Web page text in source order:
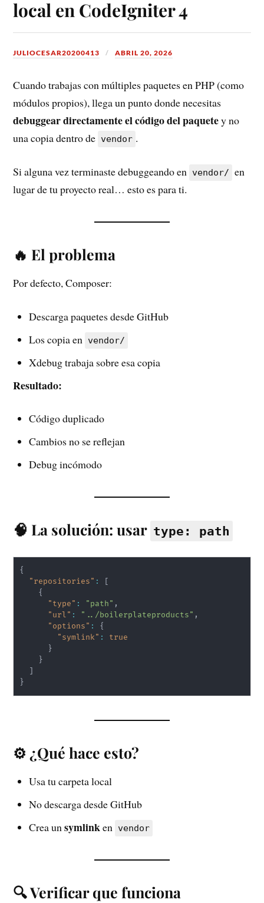
local en CodeIgniter 4
JULIOCESAR20200413 ABRIL 20, 2026
Cuando trabajas con múltiples paquetes en PHP (como
módulos propios), llega un punto donde necesitas
debuggear directamente el código del paquetey no
una copia dentro de vendor .
Si alguna vez terminaste debuggeando en vendor/ en
lugar de tu proyecto real… esto es para ti.
🔥 El problema
Por defecto, Composer:
Descarga paquetes desde GitHub
Los copia en vendor/
Xdebug trabaja sobre esa copia
Resultado:
Código duplicado
Cambios no se reflejan
Debug incómodo
🧠 La solución: usar type: path
{
"repositories" :
[
{
"type" : "path" ,
"url" : "../boilerplateproducts" ,
"options" :
{
"symlink" :
true
}
}
]
}
⚙️ ¿Qué hace esto?
Usa tu carpeta local
No descarga desde GitHub
Crea unsymlinken vendor
🔍 Verificar que funciona